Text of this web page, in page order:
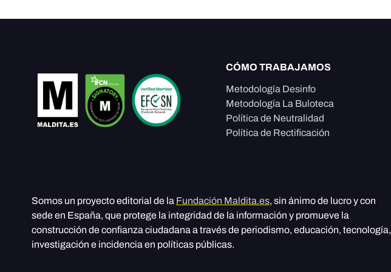
CÓMO TRABAJAMOS
Metodología Desinfo
Metodología La Buloteca
Política de Neutralidad
Política de Rectificación
Somos un proyecto editorial de la Fundación Maldita.es, sin ánimo de lucro y con
sede en España, que protege la integridad de la información y promueve la
construcción de confianza ciudadana a través de periodismo, educación, tecnología,
investigación e incidencia en políticas públicas.